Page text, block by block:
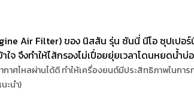
Air Filter) ของ นิสสัน รุ่น ซันนี่ นีโอ ซุปเป
ใจ จึงทำให้ไส้กรองไม่เปื่อยยุ่ยเวลาโดนหยดน้
กาศไหลผ่านได้ดี ทำให้เครื่องยนต์มีประสิทธิภาพในกา
ะนำ)